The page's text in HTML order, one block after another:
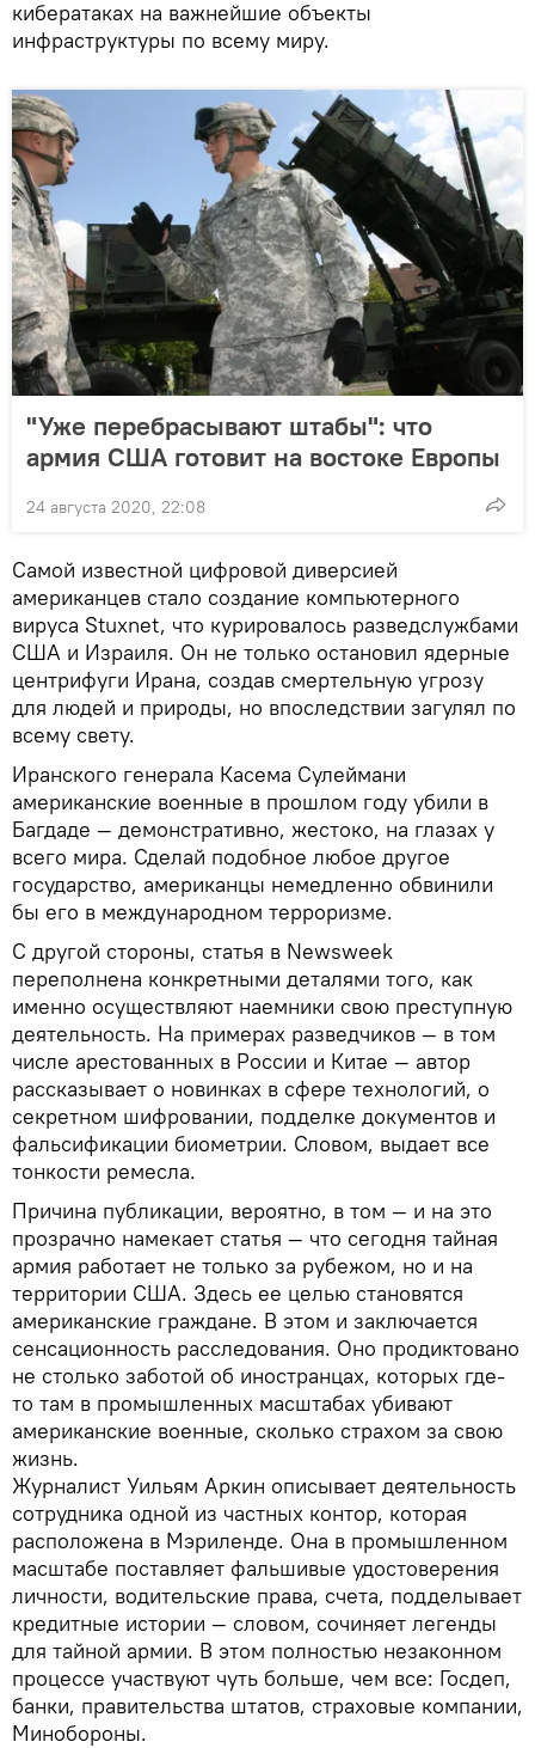
кибератаках на важнейшие объекты
инфраструктуры по всему миру.
"Уже перебрасывают штабы": что
армия США готовит на востоке Европы
24 августа 2020, 22:08
Самой известной цифровой диверсией
американцев стало создание компьютерного
вируса Stuxnet, что курировалось разведслужбами
США и Израиля. Он не только остановил ядерные
центрифуги Ирана, создав смертельную угрозу
для людей и природы, но впоследствии загулял по
всему свету.
Иранского генерала Касема Сулеймани
американские военные в прошлом году убили в
Багдаде — демонстративно, жестоко, на глазах у
всего мира. Сделай подобное любое другое
государство, американцы немедленно обвинили
бы его в международном терроризме.
С другой стороны, статья в Newsweek
переполнена конкретными деталями того, как
именно осуществляют наемники свою преступную
деятельность. На примерах разведчиков — в том
числе арестованных в России и Китае — автор
рассказывает о новинках в сфере технологий, о
секретном шифровании, подделке документов и
фальсификации биометрии. Словом, выдает все
тонкости ремесла.
Причина публикации, вероятно, в том — и на это
прозрачно намекает статья — что сегодня тайная
армия работает не только за рубежом, но и на
территории США. Здесь ее целью становятся
американские граждане. В этом и заключается
сенсационность расследования. Оно продиктовано
не столько заботой об иностранцах, которых где-
то там в промышленных масштабах убивают
американские военные, сколько страхом за свою
жизнь.
Журналист Уильям Аркин описывает деятельность
сотрудника одной из частных контор, которая
расположена в Мэриленде. Она в промышленном
масштабе поставляет фальшивые удостоверения
личности, водительские права, счета, подделывает
кредитные истории — словом, сочиняет легенды
для тайной армии. В этом полностью незаконном
процессе участвуют чуть больше, чем все: Госдеп,
банки, правительства штатов, страховые компании,
Минобороны.